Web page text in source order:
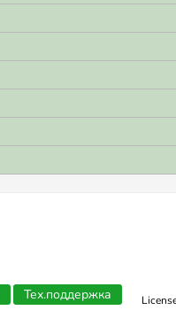
Тех.поддержка